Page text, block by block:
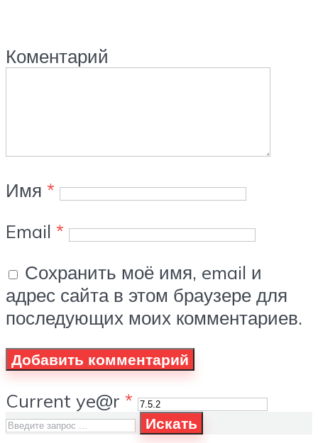
Коментарий
Имя *
Email *
Сохранить моё имя, email и
адрес сайта в этом браузере для
последующих моих комментариев.
Current ye@r *
Искать